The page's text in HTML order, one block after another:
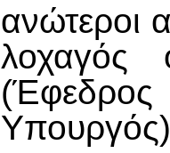
ανώτεροι
λοχαγός
(Έφεδρος